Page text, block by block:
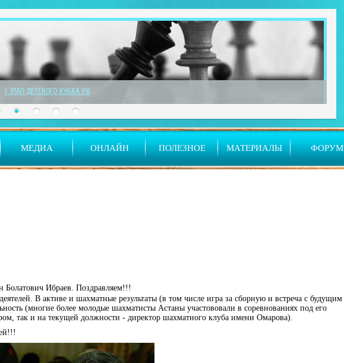
МЕДИА ОНЛАЙН ПОЛЕЗНОЕ МАТЕРИАЛЫ ФОРУМ
1 ЭТАП ДЕТСКОГО КУБКА РК
Болатович Ибраев. Поздравляем!!!
В активе и шахматные результаты (в том числе игра за сборную и встреча с будущим
(многие более молодые шахматисты Астаны участововали в соревнованиях под его
так и на текущей должности - директор шахматного клуба имени Омарова).